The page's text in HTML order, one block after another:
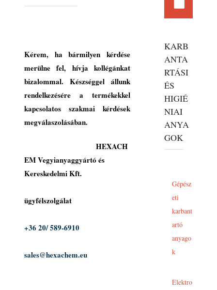
Kérem, ha bármilyen kérdése
merülne fel, hívja kollégánkat
bizalommal. Készséggel állunk
rendelkezésére a termékekkel
kapcsolatos szakmai kérdések
megválaszolásában.
HEXACH
EM Vegyianyaggyártó és
Kereskedelmi Kft.
ügyfélszolgálat
+36 20/ 589-6910
sales@hexachem.eu
KARB
ANTA
RTÁSI
ÉS
HIGIÉ
NIAI
ANYA
GOK
Gépész
eti
karbant
artó
anyago
k
Elektro